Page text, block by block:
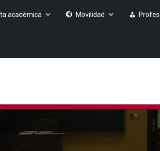
académica Movilidad